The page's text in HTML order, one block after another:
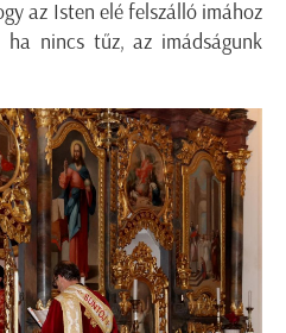
az Isten elé felszálló imához
ha nincs tűz, az imádságunk